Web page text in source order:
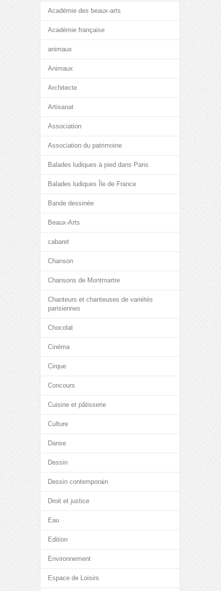
Académie des beaux-arts
Académie française
animaux
Animaux
Architecte
Artisanat
Association
Association du patrimoine
Balades ludiques à pied dans Paris
Balades ludiques Île de France
Bande dessinée
Beaux-Arts
cabaret
Chanson
Chansons de Montmartre
Chanteurs et chanteuses de variétés
parisiennes
Chocolat
Cinéma
Cirque
Concours
Cuisine et pâtisserie
Culture
Danse
Dessin
Dessin contemporain
Droit et justice
Eau
Edition
Environnement
Espace de Loisirs